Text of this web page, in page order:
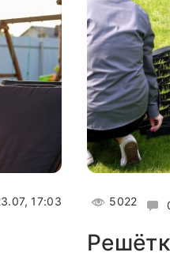
17:03 5022